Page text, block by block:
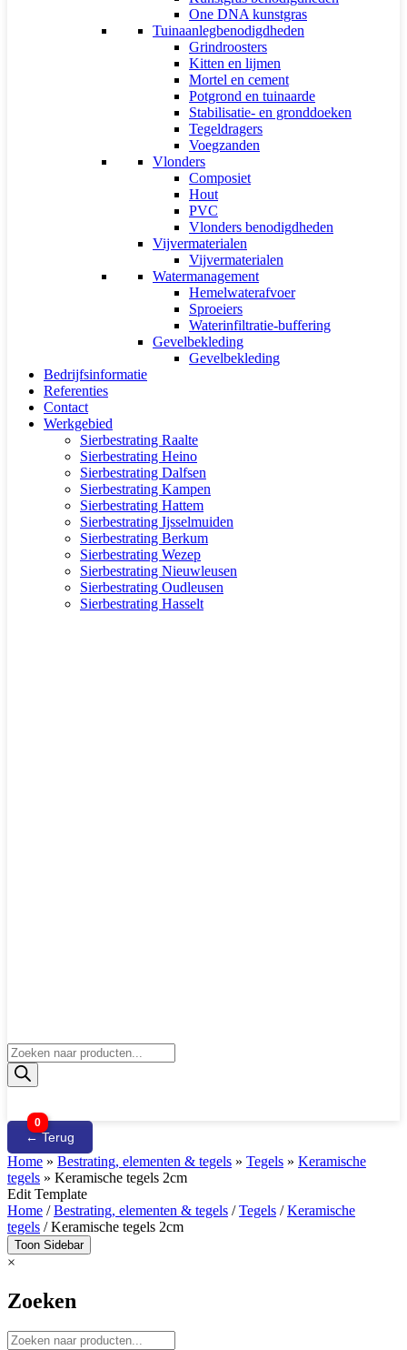
One DNA kunstgras
Tuinaanlegbenodigdheden
Grindroosters
Kitten en lijmen
Mortel en cement
Potgrond en tuinaarde
Stabilisatie- en gronddoeken
Tegeldragers
Voegzanden
Vlonders
Composiet
Hout
PVC
Vlonders benodigdheden
Vijvermaterialen
Vijvermaterialen
Watermanagement
Hemelwaterafvoer
Sproeiers
Waterinfiltratie-buffering
Gevelbekleding
Gevelbekleding
Bedrijfsinformatie
Referenties
Contact
Werkgebied
Sierbestrating Raalte
Sierbestrating Heino
Sierbestrating Dalfsen
Sierbestrating Kampen
Sierbestrating Hattem
Sierbestrating Ijsselmuiden
Sierbestrating Berkum
Sierbestrating Wezep
Sierbestrating Nieuwleusen
Sierbestrating Oudleusen
Sierbestrating Hasselt
Producten
zoeken
0
← Terug
Home » Bestrating, elementen & tegels » Tegels » Keramische
tegels » Keramische tegels 2cm
Edit Template
Home /Bestrating, elementen & tegels /Tegels /Keramische
tegels / Keramische tegels 2cm
Toon Sidebar
×
Zoeken
Producten